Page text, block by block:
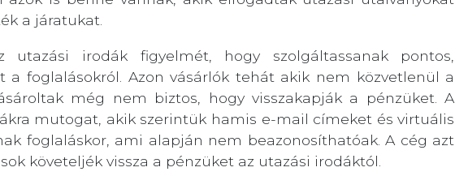
a járatukat.
irodák figyelmét, hogy szolgáltassanak pontos,
a foglalásokról. Azon vásárlók tehát akik nem közvetlenül a
még nem biztos, hogy visszakapják a pénzüket. A
mutogat, akik szerintük hamis e-mail címeket és virtuális
foglaláskor, ami alapján nem beazonosíthatóak. A cég azt
követeljék vissza a pénzüket az utazási irodáktól.